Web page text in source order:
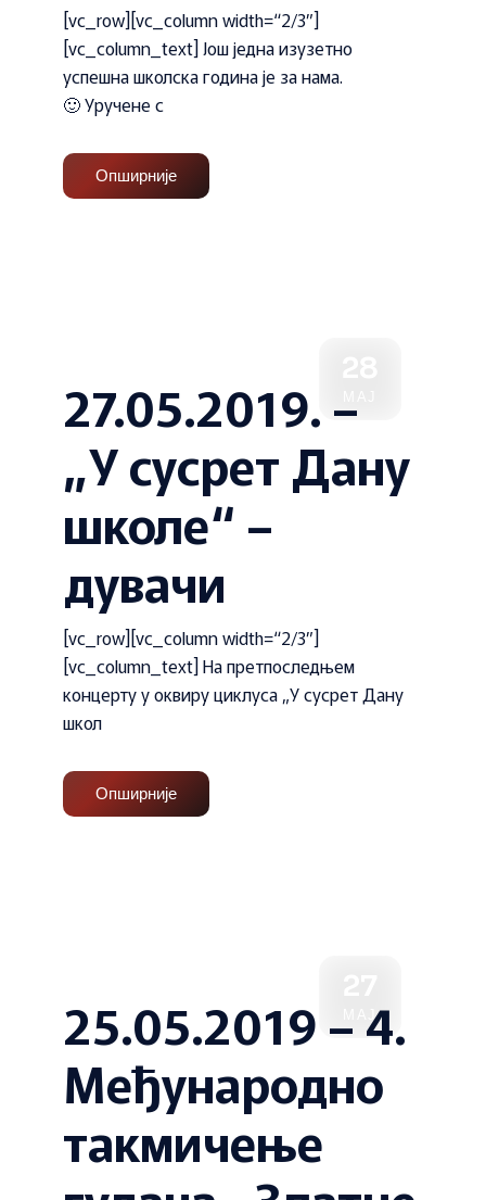
[vc_row][vc_column width=“2/3″]
[vc_column_text] Још једна изузетно
успешна школска година је за нама.
🙂 Уручене с
Опширније
27.05.2019. –
„У сусрет Дану
школе“ –
дувачи
[vc_row][vc_column width=“2/3″]
[vc_column_text] На претпоследњем
концерту у оквиру циклуса „У сусрет Дану
школ
Опширније
МАЈ
25.05.2019 – 4.
Међународно
такмичење